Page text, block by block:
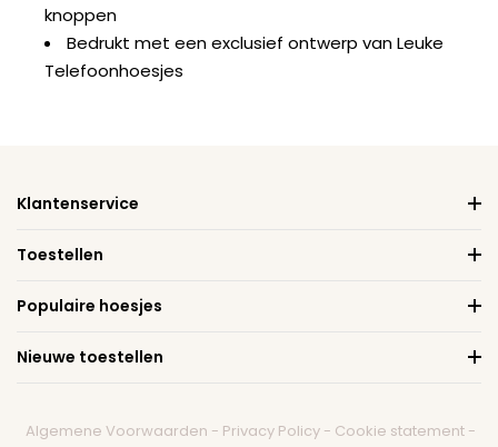
knoppen
Bedrukt met een exclusief ontwerp van Leuke
Telefoonhoesjes
Klantenservice
Toestellen
Populaire hoesjes
Nieuwe toestellen
Algemene Voorwaarden - Privacy Policy - Cookie statement -